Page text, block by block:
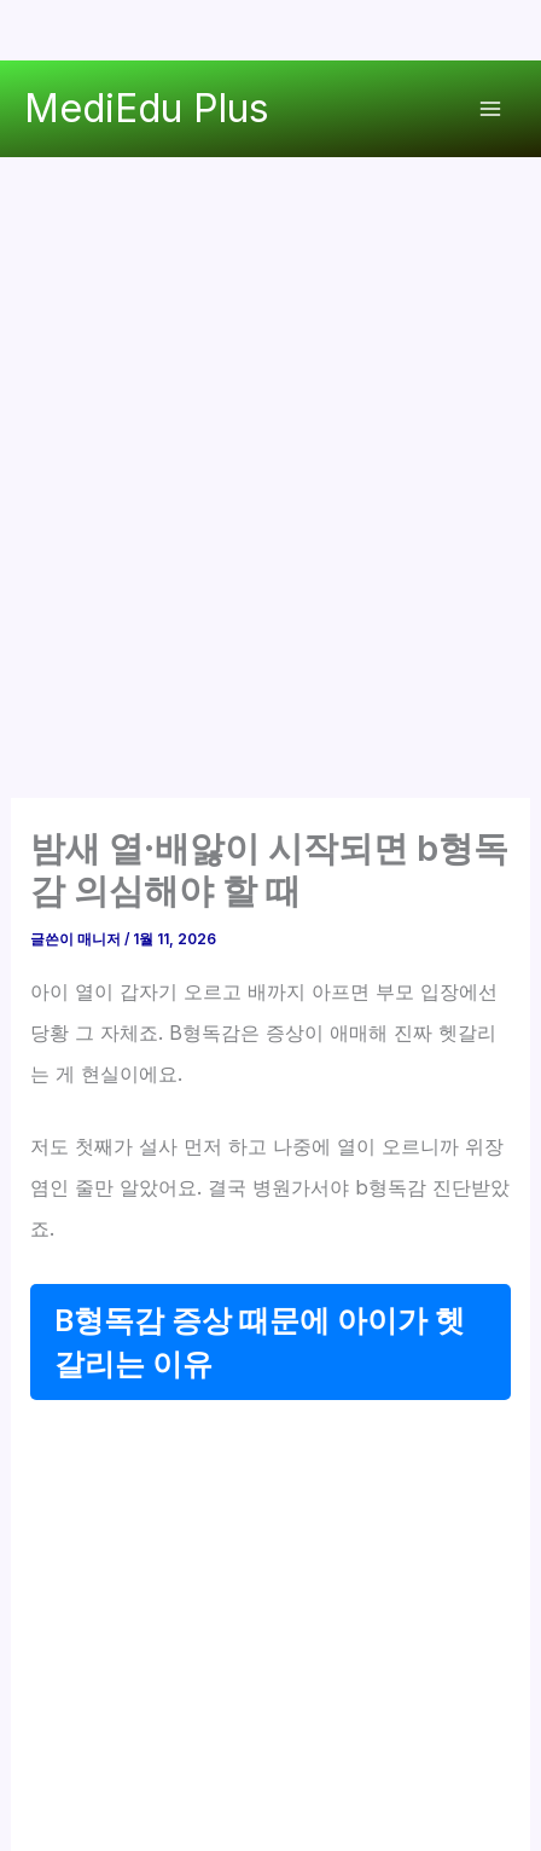
MediEdu Plus
밤새 열·배앓이 시작되면 b형독
감 의심해야 할 때
글쓴이매니저/ 1월 11, 2026
아이 열이 갑자기 오르고 배까지 아프면 부모 입장에선
당황 그 자체죠. B형독감은 증상이 애매해 진짜 헷갈리
는 게 현실이에요.
저도 첫째가 설사 먼저 하고 나중에 열이 오르니까 위장
염인 줄만 알았어요. 결국 병원가서야 b형독감 진단받았
죠.
B형독감 증상 때문에 아이가 헷
갈리는 이유